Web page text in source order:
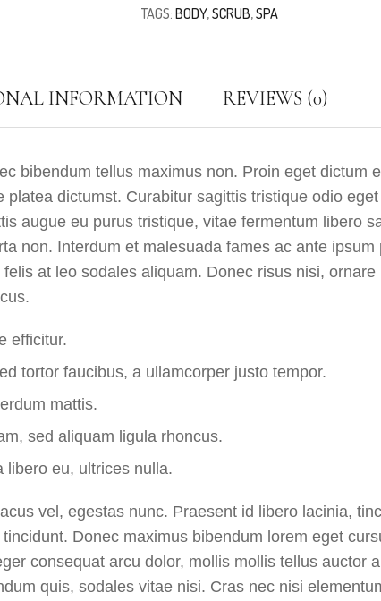
TAGS: BODY,SCRUB,SPA
INFORMATION REVIEWS (0)
bibendum tellus maximus non. Proin eget dictum
dictumst. Curabitur sagittis tristique odio
augue eu purus tristique, vitae fermentum libero
non. Interdum et malesuada fames ac ante
at leo sodales aliquam. Donec risus nisi,
efficitur.
tortor faucibus, a ullamcorper justo tempor.
mattis.
sed aliquam ligula rhoncus.
libero eu, ultrices nulla.
vel, egestas nunc. Praesent id libero lacinia,
Donec maximus bibendum lorem eget
consequat arcu dolor, mollis mollis tellus auctor
quis, sodales vitae nisi. Cras nec nisi